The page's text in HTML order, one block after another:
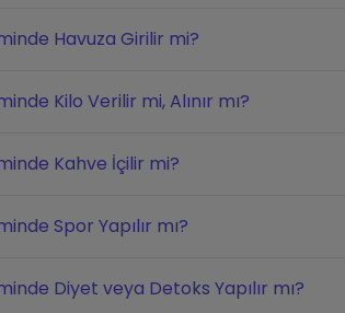
Havuza Girilir mi?
Kilo Verilir mi, Alınır mı?
Kahve İçilir mi?
Spor Yapılır mı?
Diyet veya Detoks Yapılır mı?